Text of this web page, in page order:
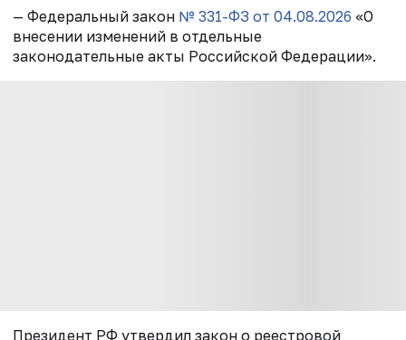
— Федеральный закон № 331-ФЗ от 04.08.2026 «О
внесении изменений в отдельные
законодательные акты Российской Федерации».
Президент РФ утвердил закон о реестровой